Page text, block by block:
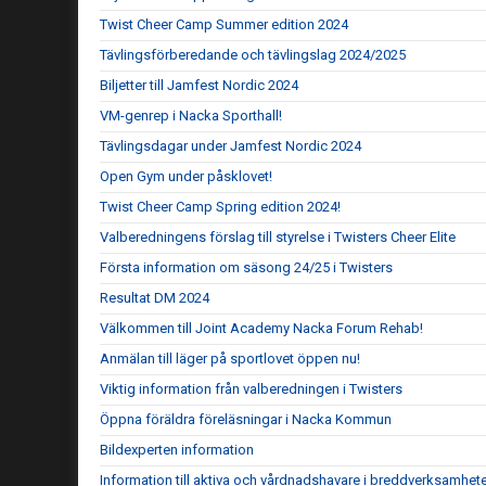
Twist Cheer Camp Summer edition 2024
Tävlingsförberedande och tävlingslag 2024/2025
Biljetter till Jamfest Nordic 2024
VM-genrep i Nacka Sporthall!
Tävlingsdagar under Jamfest Nordic 2024
Open Gym under påsklovet!
Twist Cheer Camp Spring edition 2024!
Valberedningens förslag till styrelse i Twisters Cheer Elite
Första information om säsong 24/25 i Twisters
Resultat DM 2024
Välkommen till Joint Academy Nacka Forum Rehab!
Anmälan till läger på sportlovet öppen nu!
Viktig information från valberedningen i Twisters
Öppna föräldra föreläsningar i Nacka Kommun
Bildexperten information
Information till aktiva och vårdnadshavare i